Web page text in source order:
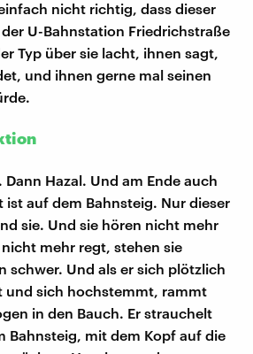
nicht richtig, dass dieser
U-Bahnstation Friedrichstraße
Typ über sie lacht, ihnen sagt,
und ihnen gerne mal seinen
Hazal. Und am Ende auch
ist auf dem Bahnsteig. Nur dieser
sie. Und sie hören nicht mehr
mehr regt, stehen sie
schwer. Und als er sich plötzlich
und sich hochstemmt, rammt
in den Bauch. Er strauchelt
Bahnsteig, mit dem Kopf auf die